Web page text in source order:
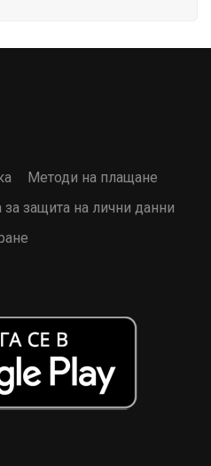
Методи на плащане
за защита на лични данни